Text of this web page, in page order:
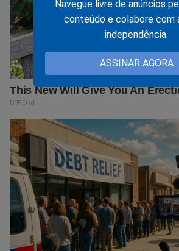
Navegue livre de anúncios
conteúdo e colabore com
independência.
ASSINAR AGORA